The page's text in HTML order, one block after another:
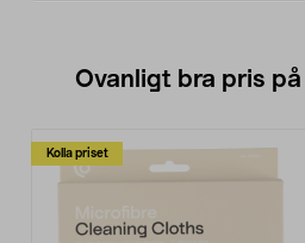
Ovanligt bra pris
Kolla priset